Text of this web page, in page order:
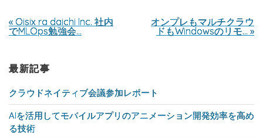
« Oisix ra daichi Inc. 社内
でMLOps勉強会…
オンプレもマルチクラウ
ドもWindowsのリモ… »
最新記事
クラウドネイティブ会議参加レポート
AIを活用してモバイルアプリのアニメーション開発効率を高め
る技術